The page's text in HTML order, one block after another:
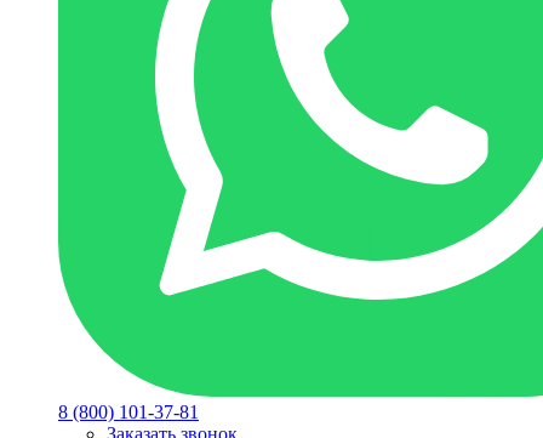
8 (800) 101-37-81
Заказать звонок